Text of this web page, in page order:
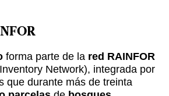
forma parte de la red RAINFOR
Network), integrada por
que durante más de treinta